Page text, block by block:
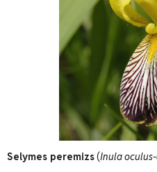
Selymes peremizs(Inula